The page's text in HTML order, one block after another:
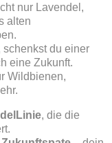
nur Lavendel,
alten
schenkst du einer
eine Zukunft.
Wildbienen,
, die die